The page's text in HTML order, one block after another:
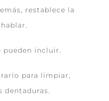
restablece la
pueden incluir.
para limpiar,
dentaduras.